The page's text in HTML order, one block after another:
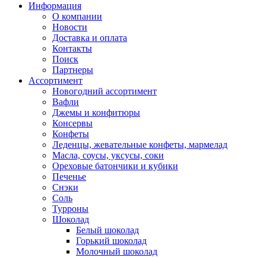
Информация
О компании
Новости
Доставка и оплата
Контакты
Поиск
Партнеры
Ассортимент
Новогодний ассортимент
Вафли
Джемы и конфитюры
Консервы
Конфеты
Леденцы, жевательные конфеты, мармелад
Масла, соусы, уксусы, соки
Ореховые батончики и кубики
Печенье
Снэки
Соль
Турроны
Шоколад
Белый шоколад
Горький шоколад
Молочный шоколад